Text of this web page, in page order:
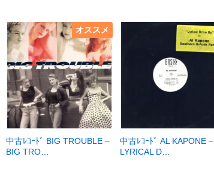
オススメ
中古ﾚｺｰﾄﾞ BIG TROUBLE –
BIG TRO…
中古ﾚｺｰﾄﾞ AL KAPONE –
LYRICAL D…